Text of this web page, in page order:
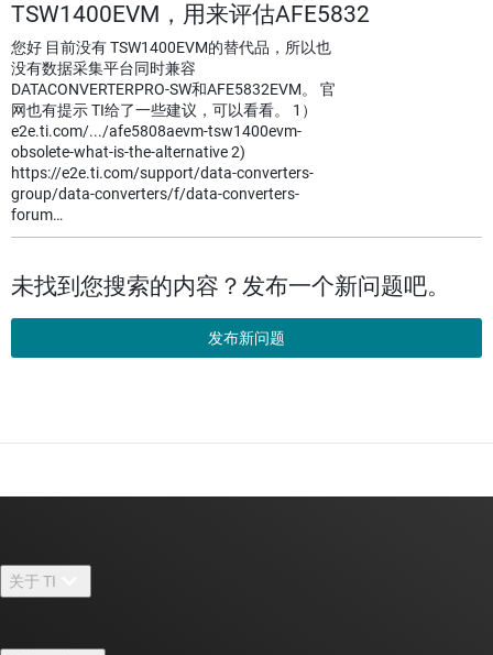
TSW1400EVM，用来评估AFE5832
您好 目前没有 TSW1400EVM的替代品，所以也
没有数据采集平台同时兼容
DATACONVERTERPRO-SW和AFE5832EVM。 官
网也有提示 TI给了一些建议，可以看看。 1）
e2e.ti.com/.../afe5808aevm-tsw1400evm-
obsolete-what-is-the-alternative 2)
https://e2e.ti.com/support/data-converters-
group/data-converters/f/data-converters-
forum…
未找到您搜索的内容？发布一个新问题吧。
发布新问题
关于 TI